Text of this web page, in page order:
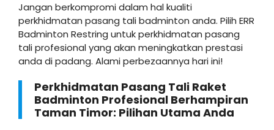
Jangan berkompromi dalam hal kualiti
perkhidmatan pasang tali badminton anda. Pilih ERR
Badminton Restring untuk perkhidmatan pasang
tali profesional yang akan meningkatkan prestasi
anda di padang. Alami perbezaannya hari ini!
Perkhidmatan Pasang Tali Raket
Badminton Profesional Berhampiran
Taman Timor: Pilihan Utama Anda